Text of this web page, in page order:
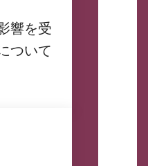
響を受
ついて